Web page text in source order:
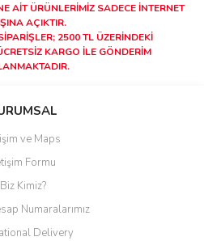
AİT ÜRÜNLERİMİZ SADECE İNTERNET
AÇIKTIR.
2500 TL ÜZERİNDEKİ
KARGO İLE GÖNDERİM
ve Maps
Formu
Biz Kimiz?
Numaralarımız
Delivery